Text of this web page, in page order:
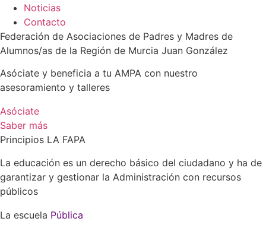
Noticias
Contacto
Federación de Asociaciones de Padres y Madres de
Alumnos/as de la Región de Murcia Juan González
Asóciate y beneficia a tu AMPA con nuestro
asesoramiento y talleres
Asóciate
Saber más
Principios LA FAPA
La educación es un derecho básico del ciudadano y ha de
garantizar y gestionar la Administración con recursos
públicos
La escuela Pública